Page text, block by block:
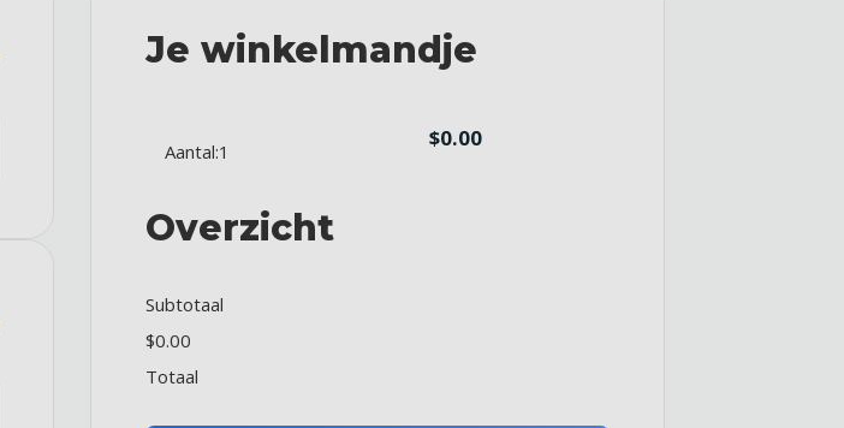
Je winkelmandje
Aantal:1 $0.00
Overzicht
Subtotaal
$0.00
Totaal